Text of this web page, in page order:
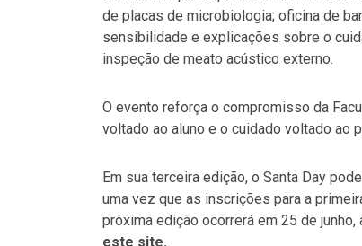
de placas de microbiologia; oficina de
sensibilidade e explicações sobre o
inspeção de meato acústico externo.
O evento reforça o compromisso da
voltado ao aluno e o cuidado voltado ao
Em sua terceira edição, o Santa Day
uma vez que as inscrições para a
próxima edição ocorrerá em 25 de
este site.